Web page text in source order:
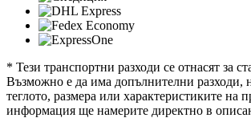
* Тези транспортни разходи се отнасят за
Възможно е да има допълнителни разходи,
теглото, размера или характеристиките на
информация ще намерите директно в